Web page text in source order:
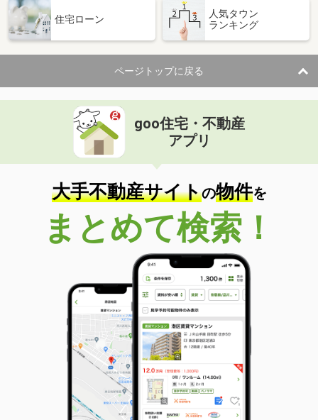
住宅ローン
人気タウン
ランキング
ページトップに戻る
goo住宅・不動産
アプリ
大手不動産サイトの物件を
まとめて検索！